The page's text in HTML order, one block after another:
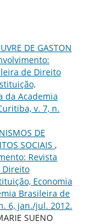
DE GASTON
de Direito
da Academia
v. 7, n.
DE
SOCIAIS ,
Revista
Direito
Economia
Brasileira de
6, jan./jul. 2012.
SUENO